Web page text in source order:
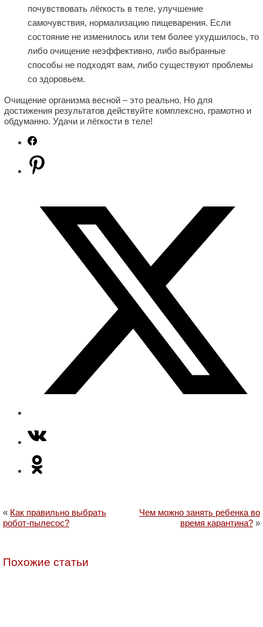
почувствовать лёгкость в теле, улучшение
самочувствия, нормализацию пищеварения. Если
состояние не изменилось или тем более ухудшилось, то
либо очищение неэффективно, либо выбранные
способы не подходят вам, либо существуют проблемы
со здоровьем.
Очищение организма весной – это реально. Но для
достижения результатов действуйте комплексно, грамотно и
обдуманно. Удачи и лёгкости в теле!
« Как правильно выбрать
робот-пылесос?
Чем можно занять ребенка во
время карантина? »
Похожие статьи